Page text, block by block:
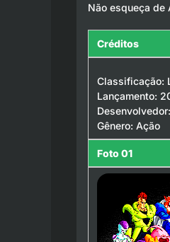
Não esqueça de
Créditos
Classificação:
Lançamento:
Gênero: Ação
Foto 01